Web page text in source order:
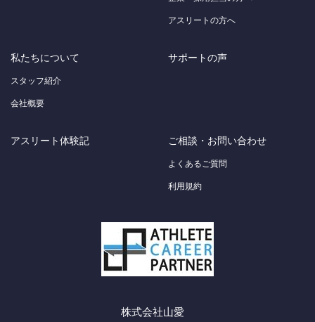
アスリートの方へ
私たちについて
スタッフ紹介
会社概要
サポートの声
アスリート体験記 ご相談・お問い合わせ
よくあるご質問
利用規約
株式会社山愛